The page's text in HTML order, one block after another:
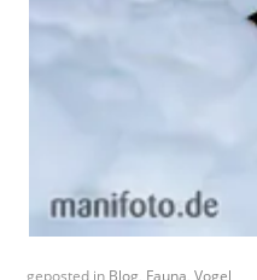
geposted in Blog, Fauna,Vogel